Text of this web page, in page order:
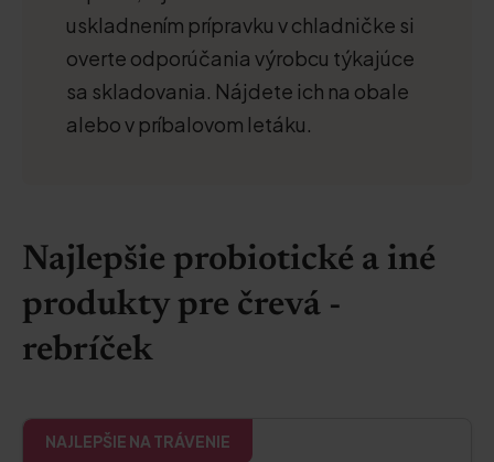
uskladnením prípravku v chladničke si
overte odporúčania výrobcu týkajúce
sa skladovania. Nájdete ich na obale
alebo v príbalovom letáku.
Najlepšie probiotické a iné
produkty pre črevá -
rebríček
NAJLEPŠIE NA TRÁVENIE